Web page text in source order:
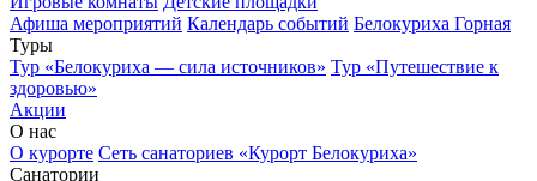
Афиша мероприятий Календарь событий Белокуриха Горная
Туры
Тур «Белокуриха — сила источников» Тур «Путешествие к
здоровью»
Акции
О нас
О курорте Сеть санаториев «Курорт Белокуриха»
Санатории